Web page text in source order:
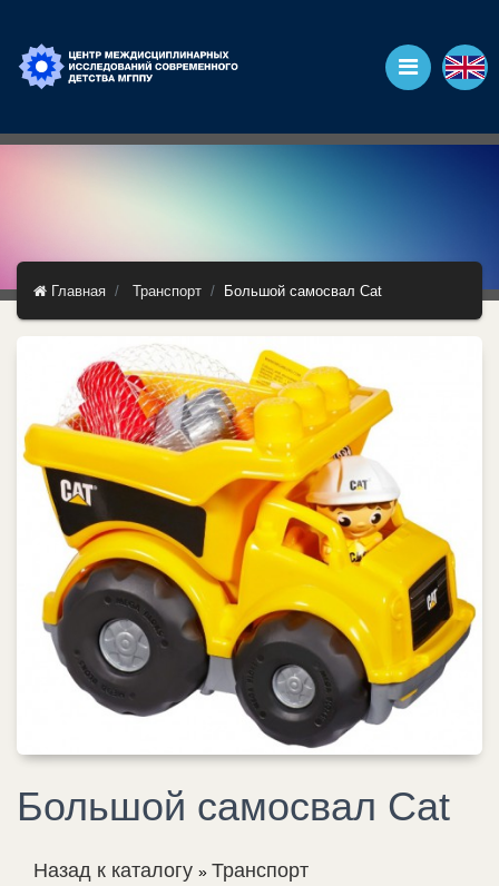
Главная Транспорт Большой самосвал Cat
Большой самосвал Cat
Назад к каталогу Транспорт